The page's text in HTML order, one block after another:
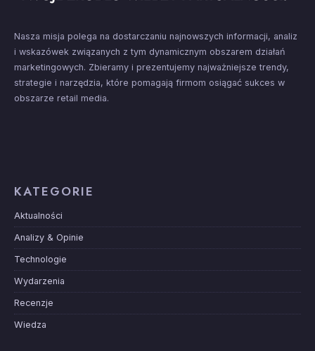
Nasza misja polega na dostarczaniu najnowszych informacji, analiz
i wskazówek związanych z tym dynamicznym obszarem działań
marketingowych. Zbieramy i prezentujemy najważniejsze trendy,
strategie i narzędzia, które pomagają firmom osiągać sukces w
obszarze retail media.
KATEGORIE
Aktualności
Analizy & Opinie
Technologie
Wydarzenia
Recenzje
Wiedza